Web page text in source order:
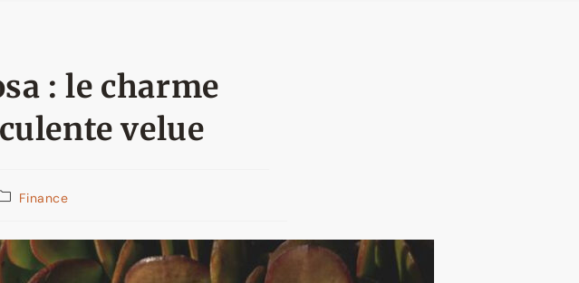
: le charme
velue
Finance